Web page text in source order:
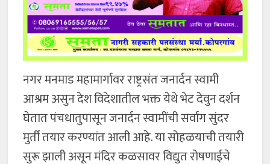
नगर मनमाड महामार्गावर राष्ट्रसंत जनार्दन स्वामी
आश्रम असुन देश विदेशातील भक्त येथे भेट देवुन दर्शन
घेतात पंचधातुपासून जनार्दन स्वामींची सर्वांग सुंदर
मुर्ती तयार करण्यांत आली आहे. या सोहळयाची तयारी
सुरू झाली असून मंदिर कळसावर विद्युत रोषणाईचे